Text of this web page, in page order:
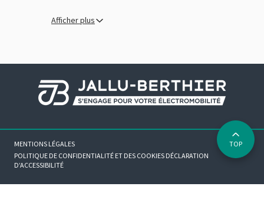
Afficher plus
MENTIONS LÉGALES
POLITIQUE DE CONFIDENTIALITÉ ET DES COOKIES DÉCLARATION
D’ACCESSIBILITÉ
TOP